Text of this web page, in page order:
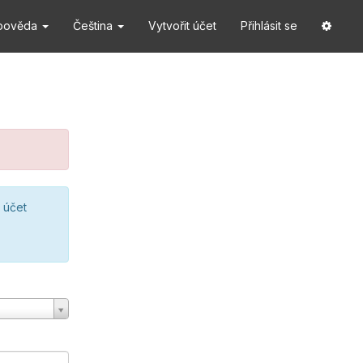
Čeština Vytvořit účet Přihlásit se
účet